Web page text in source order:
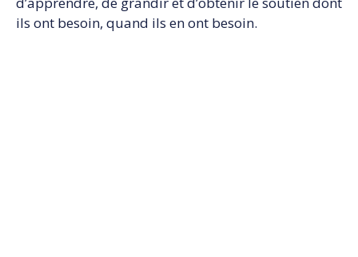
ils ont besoin, quand ils en ont besoin.